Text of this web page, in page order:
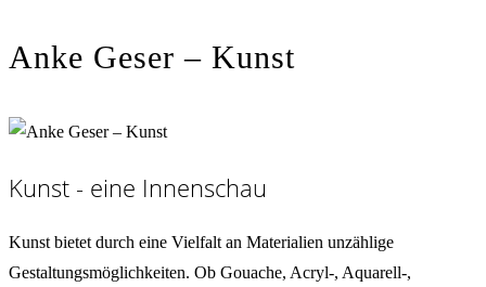
Anke Geser – Kunst
Kunst - eine Innenschau
Kunst bietet durch eine Vielfalt an Materialien unzählige
Gestaltungsmöglichkeiten. Ob Gouache, Acryl-, Aquarell-,